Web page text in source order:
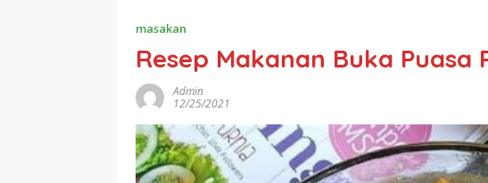
masakan
Resep Makanan Buka Puasa
Admin
12/25/2021